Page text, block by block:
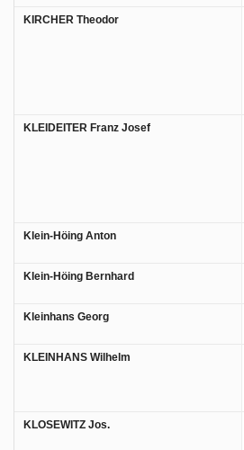
KIRCHER Theodor
KLEIDEITER Franz Josef
Klein-Höing Anton
Klein-Höing Bernhard
Kleinhans Georg
KLEINHANS Wilhelm
KLOSEWITZ Jos.